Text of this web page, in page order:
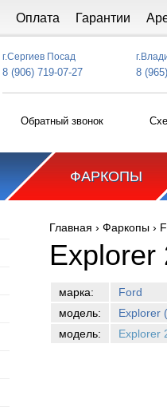
Оплата Гарантии
г.Сергиев Посад
8 (906) 719-07-27 8
Обратный звонок
ФАРКОПЫ
Вы здесь
Главная › Фаркопы ›
Explorer
марка:
Ford
модель:
Explorer
модель:
Explorer